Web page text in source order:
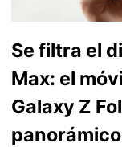
Se filtra el
Max: el
Galaxy Z
panorámico